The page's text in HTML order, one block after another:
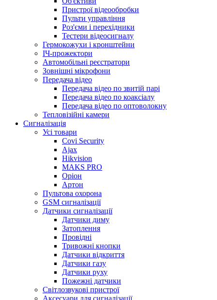
Пристрої відеообробки
Пульти управління
Роз'єми і перехідники
Тестери відеосигналу
Гермокожухи і кронштейни
ІЧ-прожектори
Автомобільні реєстратори
Зовнішні мікрофони
Передача відео
Передача відео по звитій парі
Передача відео по коаксіалу
Передача відео по оптоволокну
Тепловізійні камери
Cигналізація
Усі товари
Covi Security
Ajax
Hikvision
MAKS PRO
Оріон
Артон
Пультова охорона
GSM сигналізації
Датчики сигналізації
Датчики диму
Затоплення
Провідні
Тривожні кнопки
Датчики відкриття
Датчики газу
Датчики руху
Пожежні датчики
Світлозвукові пристрої
Аксесуари для сигналізації